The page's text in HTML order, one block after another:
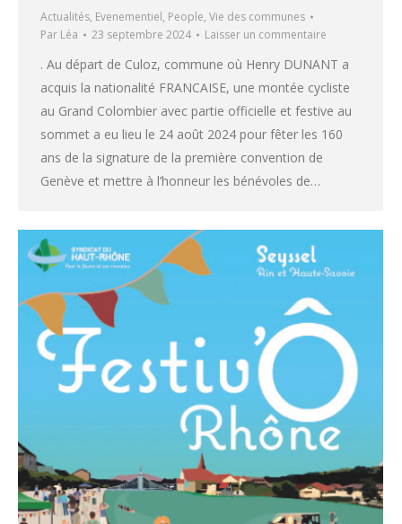
Actualités, Evenementiel, People, Vie des communes
Par Léa 23 septembre 2024 Laisser un commentaire
. Au départ de Culoz, commune où Henry DUNANT a
acquis la nationalité FRANCAISE, une montée cycliste
au Grand Colombier avec partie officielle et festive au
sommet a eu lieu le 24 août 2024 pour fêter les 160
ans de la signature de la première convention de
Genève et mettre à l’honneur les bénévoles de…